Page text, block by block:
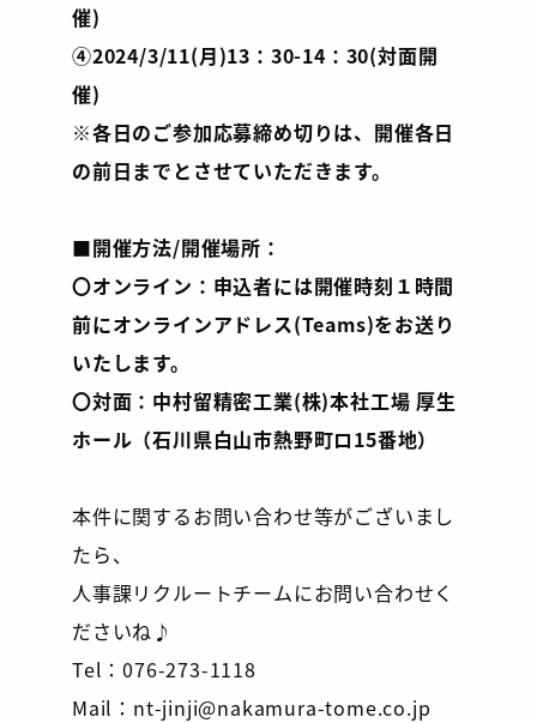
催)
④2024/3/11(月)13：30-14：30(対面開
催)
※各日のご参加応募締め切りは、開催各日
の前日までとさせていただきます。
■開催方法/開催場所：
〇オンライン：申込者には開催時刻１時間
前にオンラインアドレス(Teams)をお送り
いたします。
〇対面：中村留精密工業(株)本社工場 厚生
ホール（石川県白山市熱野町ロ15番地）
本件に関するお問い合わせ等がございまし
たら、
人事課リクルートチームにお問い合わせく
ださいね♪
Tel：076-273-1118
Mail：nt-jinji@nakamura-tome.co.jp